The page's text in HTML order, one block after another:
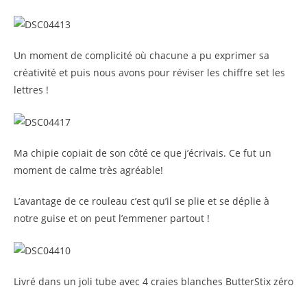
Un moment de complicité où chacune a pu exprimer sa
créativité et puis nous avons pour réviser les chiffre set les
lettres !
Ma chipie copiait de son côté ce que j’écrivais. Ce fut un
moment de calme très agréable!
L’avantage de ce rouleau c’est qu’il se plie et se déplie à
notre guise et on peut l’emmener partout !
Livré dans un joli tube avec 4 craies blanches ButterStix zéro